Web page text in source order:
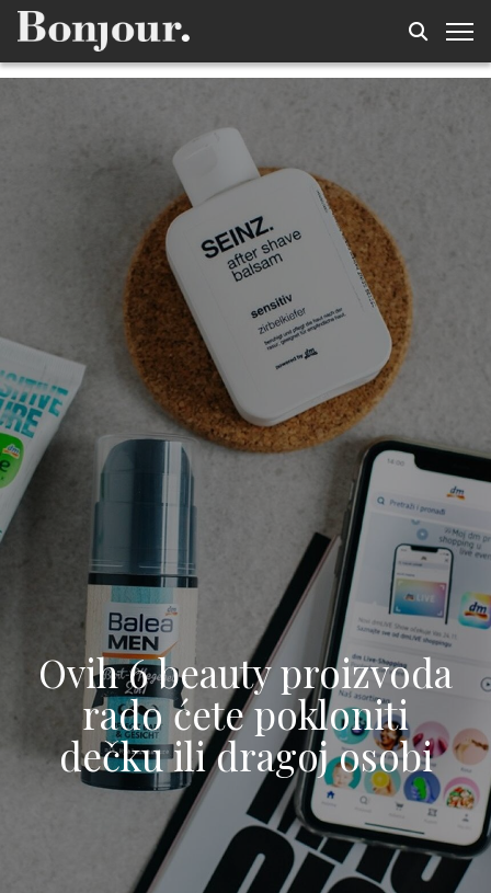
Ovih 6 beauty proizvoda
rado ćete pokloniti
dečku ili dragoj osobi